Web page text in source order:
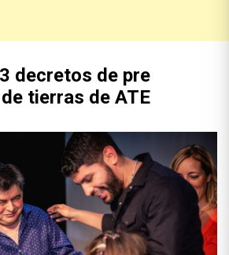
decretos de pre
tierras de ATE